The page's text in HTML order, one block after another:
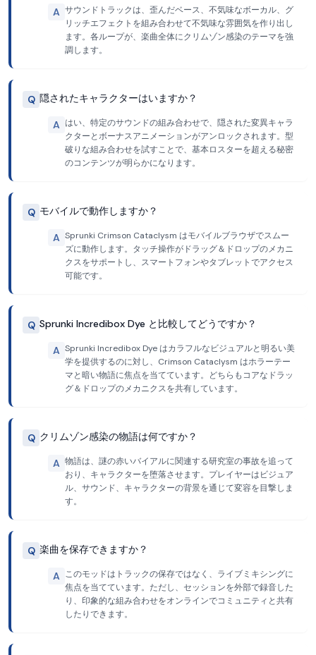
A サウンドトラックは、歪んだベース、不気味なボーカル、グ
リッチエフェクトを組み合わせて不気味な雰囲気を作り出し
ます。各ループが、楽曲全体にクリムゾン感染のテーマを強
調します。
Q 隠されたキャラクターはいますか？
A はい、特定のサウンドの組み合わせで、隠された変異キャラ
クターとボーナスアニメーションがアンロックされます。型
破りな組み合わせを試すことで、基本ロスターを超える秘密
のコンテンツが明らかになります。
Q モバイルで動作しますか？
A Sprunki Crimson Cataclysm はモバイルブラウザでスムー
ズに動作します。タッチ操作がドラッグ＆ドロップのメカニ
クスをサポートし、スマートフォンやタブレットでアクセス
可能です。
Q Sprunki Incredibox Dye と比較してどうですか？
A Sprunki Incredibox Dye はカラフルなビジュアルと明るい美
学を提供するのに対し、Crimson Cataclysm はホラーテー
マと暗い物語に焦点を当てています。どちらもコアなドラッ
グ＆ドロップのメカニクスを共有しています。
Q クリムゾン感染の物語は何ですか？
A 物語は、謎の赤いバイアルに関連する研究室の事故を追って
おり、キャラクターを堕落させます。プレイヤーはビジュア
ル、サウンド、キャラクターの背景を通じて変容を目撃しま
す。
Q 楽曲を保存できますか？
A このモッドはトラックの保存ではなく、ライブミキシングに
焦点を当てています。ただし、セッションを外部で録音した
り、印象的な組み合わせをオンラインでコミュニティと共有
したりできます。